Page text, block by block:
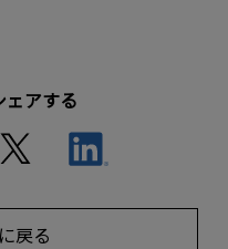
ェアする
戻る